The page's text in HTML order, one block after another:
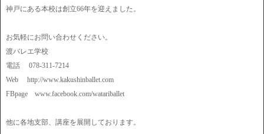
神戸にある本校は創立66年を迎えました。
お気軽にお問い合わせください。
渡バレエ学校
電話 078-311-7214
Web http://www.kakushinballet.com
FBpage www.facebook.com/watariballet
他に各地支部、講座を展開しております。